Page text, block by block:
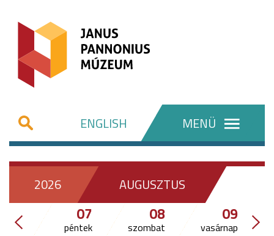
ENGLISH MENÜ
2026 AUGUSZTUS
07
péntek
08
szombat
09
vasárnap